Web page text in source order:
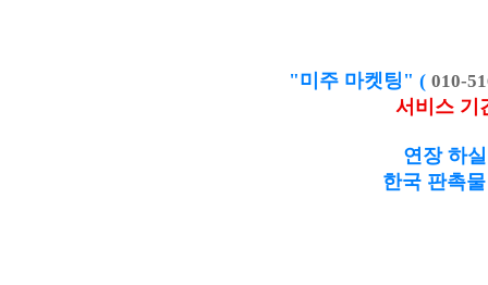
"미주 마켓팅" ( 010-
서비스 기
연장 하
한국 판촉